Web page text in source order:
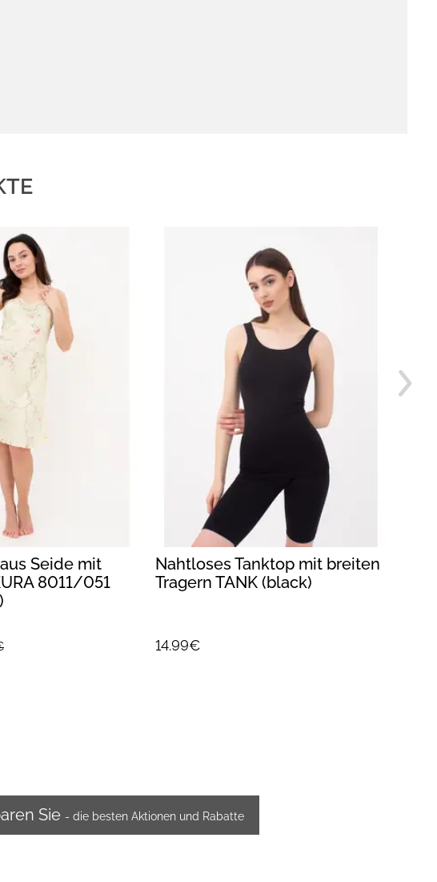
Seide mit
8011/051
Nahtloses Tanktop mit breiten
Tragern TANK (black)
14.99€
Sie - die besten Aktionen und Rabatte